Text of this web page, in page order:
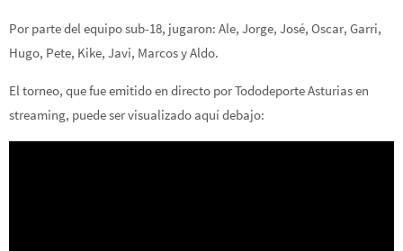
Por parte del equipo sub-18, jugaron: Ale, Jorge, José, Oscar, Garri,
Hugo, Pete, Kike, Javi, Marcos y Aldo.
El torneo, que fue emitido en directo por Tododeporte Asturias en
streaming, puede ser visualizado aquí debajo: